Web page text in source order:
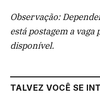
Observação:
está postagem a
disponível.
TALVEZ VOCÊ SE